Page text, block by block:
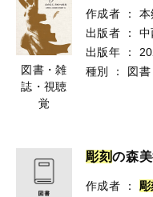
図書・雑
誌・視聴
覚
作成者 ： 本
出版者
：
中
出版年
：
種別
： 図書
彫刻の森
作成者 ： 彫